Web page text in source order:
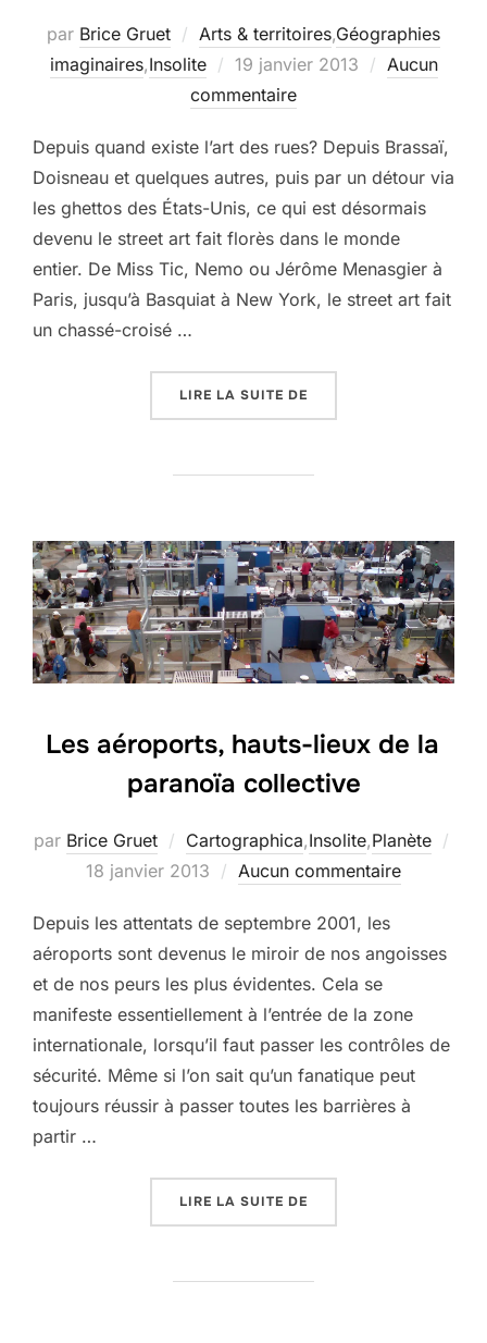
par Brice Gruet Arts & territoires,Géographies
imaginaires,Insolite
Publié
le
19 janvier 2013
Aucun
commentaire
Depuis quand existe l’art des rues? Depuis Brassaï,
Doisneau et quelques autres, puis par un détour via
les ghettos des États-Unis, ce qui est désormais
devenu le street art fait florès dans le monde
entier. De Miss Tic, Nemo ou Jérôme Menasgier à
Paris, jusqu’à Basquiat à New York, le street art fait
un chassé-croisé …
LIRE LA SUITE DE
Les aéroports, hauts-lieux de la
paranoïa collective
par Brice Gruet Cartographica,Insolite,Planète
Publié
18 janvier 2013 Aucun commentaire
Depuis les attentats de septembre 2001, les
aéroports sont devenus le miroir de nos angoisses
et de nos peurs les plus évidentes. Cela se
manifeste essentiellement à l’entrée de la zone
internationale, lorsqu’il faut passer les contrôles de
sécurité. Même si l’on sait qu’un fanatique peut
toujours réussir à passer toutes les barrières à
partir …
LIRE LA SUITE DE